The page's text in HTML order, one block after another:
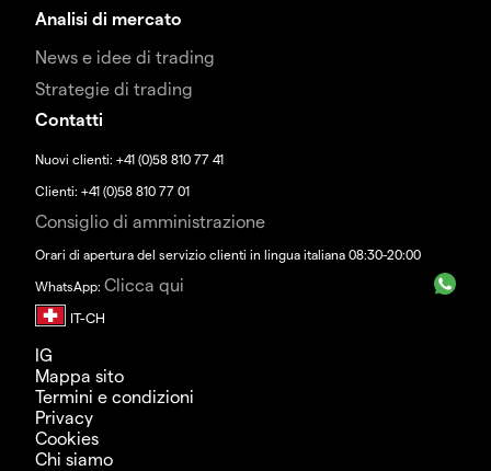
Analisi di mercato
News e idee di trading
Strategie di trading
Contatti
Nuovi clienti: +41 (0)58 810 77 41
Clienti: +41 (0)58 810 77 01
Consiglio di amministrazione
Orari di apertura del servizio clienti in lingua italiana 08:30-20:00
WhatsApp: Clicca qui
IG
Mappa sito
Termini e condizioni
Privacy
Cookies
Chi siamo